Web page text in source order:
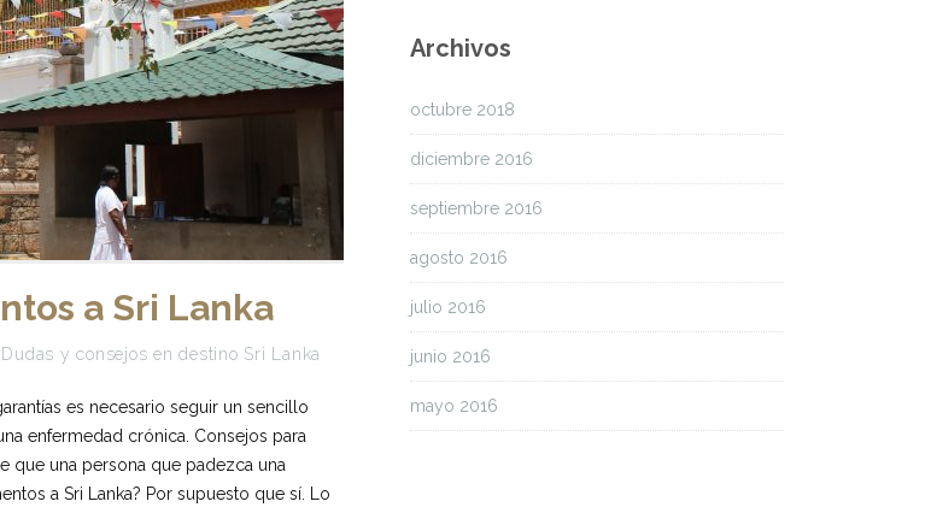
a Sri Lanka
Dudas y consejos en destino Sri Lanka
es necesario seguir un sencillo
enfermedad crónica. Consejos para
que una persona que padezca una
a Sri Lanka? Por supuesto que sí. Lo
Archivos
octubre 2018
diciembre 2016
septiembre 2016
agosto 2016
julio 2016
junio 2016
mayo 2016